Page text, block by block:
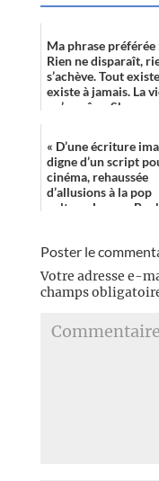
Ma phrase préférée
Rien ne disparaît,
s’achève. Tout
existe à jamais. La
qu’un rêve, Shannon.
« D’une écriture
digne d’un script
cinéma, rehaussée
d’allusions à la pop
culture, Lauren
Poster le
Votre adresse e-
champs